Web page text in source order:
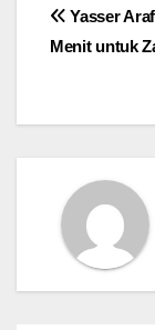
Post
Yasser
Menit untuk